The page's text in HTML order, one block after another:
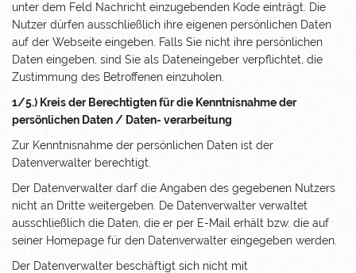
unter dem Feld Nachricht einzugebenden Kode einträgt. Die
Nutzer dürfen ausschließlich ihre eigenen persönlichen Daten
auf der Webseite eingeben. Falls Sie nicht ihre persönlichen
Daten eingeben, sind Sie als Dateneingeber verpflichtet, die
Zustimmung des Betroffenen einzuholen.
1/5.) Kreis der Berechtigten für die Kenntnisnahme der
persönlichen Daten / Daten- verarbeitung
Zur Kenntnisnahme der persönlichen Daten ist der
Datenverwalter berechtigt.
Der Datenverwalter darf die Angaben des gegebenen Nutzers
nicht an Dritte weitergeben. De Datenverwalter verwaltet
ausschließlich die Daten, die er per E-Mail erhält bzw. die auf
seiner Homepage für den Datenverwalter eingegeben werden.
Der Datenverwalter beschäftigt sich nicht mit